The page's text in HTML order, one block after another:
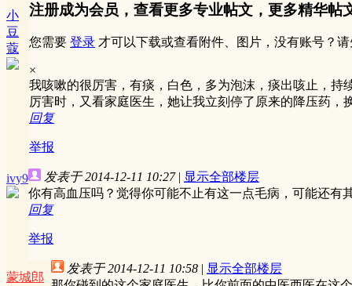
小
豆
蔻
注册成为会员，查看更多专业帖文，更多精华帖
您需要 登录 才可以下载或查看附件、图片，没有账号？请
×
我咳嗽的很厉害，有痰，白色，多为泡沫，痰出咳止，
厉害时，又看家庭医生，她让我立刻停了原来的降压药，
回复
举报
ivy9 发表于 2014-12-11 10:27 | 显示全部楼层
你有高血压吗？觉得你可能不止有这一点毛病，可能还有
回复
举报
蒙城郎
发表于 2014-12-11 10:58 | 显示全部楼层